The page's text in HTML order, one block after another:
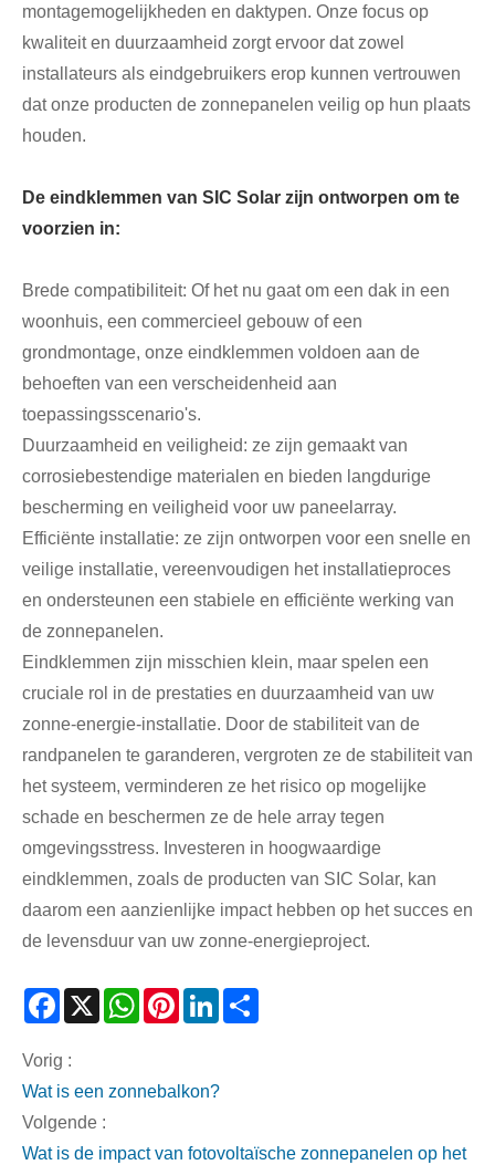
montagemogelijkheden en daktypen. Onze focus op
kwaliteit en duurzaamheid zorgt ervoor dat zowel
installateurs als eindgebruikers erop kunnen vertrouwen
dat onze producten de zonnepanelen veilig op hun plaats
houden.
De eindklemmen van SIC Solar zijn ontworpen om te
voorzien in:
Brede compatibiliteit: Of het nu gaat om een ​​dak in een
woonhuis, een commercieel gebouw of een
grondmontage, onze eindklemmen voldoen aan de
behoeften van een verscheidenheid aan
toepassingsscenario's.
Duurzaamheid en veiligheid: ze zijn gemaakt van
corrosiebestendige materialen en bieden langdurige
bescherming en veiligheid voor uw paneelarray.
Efficiënte installatie: ze zijn ontworpen voor een snelle en
veilige installatie, vereenvoudigen het installatieproces
en ondersteunen een stabiele en efficiënte werking van
de zonnepanelen.
Eindklemmen zijn misschien klein, maar spelen een
cruciale rol in de prestaties en duurzaamheid van uw
zonne-energie-installatie. Door de stabiliteit van de
randpanelen te garanderen, vergroten ze de stabiliteit van
het systeem, verminderen ze het risico op mogelijke
schade en beschermen ze de hele array tegen
omgevingsstress. Investeren in hoogwaardige
eindklemmen, zoals de producten van SIC Solar, kan
daarom een ​​aanzienlijke impact hebben op het succes en
de levensduur van uw zonne-energieproject.
Facebook
X WhatsAppPinterestLinkedIn
Vorig :
Wat is een zonnebalkon?
Volgende :
Wat is de impact van fotovoltaïsche zonnepanelen op het